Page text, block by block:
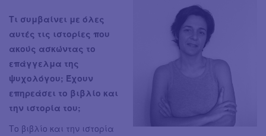
Τι συμβαίνει με όλες
αυτές τις ιστορίες που
ακούς ασκώντας το
επάγγελμα της
ψυχολόγου; Έχουν
επηρεάσει το βιβλίο και
την ιστορία του;
Το βιβλίο και την ιστορία